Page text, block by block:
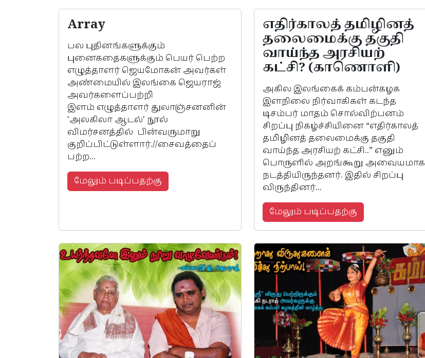
Array
பல புதினங்களுக்கும்
புனைகதைகளுக்கும் பெயர் பெற்ற
எழுத்தாளர் ஜெயமோகன் அவர்கள்
அண்மையில் இலங்கை ஜெயராஜ்
அவர்களைப்பற்றி
இளம் எழுத்தாளர் துலாஞ்சனனின்
'அலகிலா ஆடல்' நூல்
விமர்சனத்தில் பின்வருமாறு
குறிப்பிட்டுள்ளார்.//சைவத்தைப்
பற்ற...
மேலும் படிப்பதற்கு
எதிர்காலத் தமிழினத்
தலைமைக்கு தகுதி
வாய்ந்த அரசியற்
கட்சி? (காணொளி)
அகில இலங்கைக் கம்பன்கழக
இளநிலை நிர்வாகிகள் கடந்த
டிசம்பர் மாதம் சொல்விற்பனம்
சிறப்பு நிகழ்ச்சியினை “எதிர்காலத்
தமிழினத் தலைமைக்கு தகுதி
வாய்ந்த அரசியற் கட்சி..” எனும்
பொருளில் அறங்கூறு அவையமாக
நடத்தியிருந்தனர். இதில் சிறப்பு
விருந்தினர்...
மேலும் படிப்பதற்கு